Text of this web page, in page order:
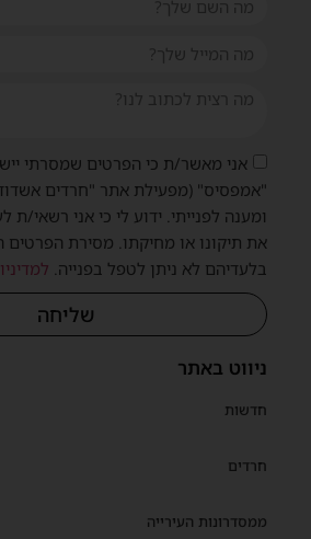
ניווט באתר
חדשות
חרדים
ממסדרונות העירייה
אני מאשר/ת כי הפרטים שמסרתי
"אמפסיס" (מפעילת אתר "חרדים
ומענה לפנייתי. ידוע לי כי אני רשאי/ת
את תיקונו או מחיקתו. מסירת הפרטים
בלעדיהם לא ניתן לטפל בפנייה.
שליחה